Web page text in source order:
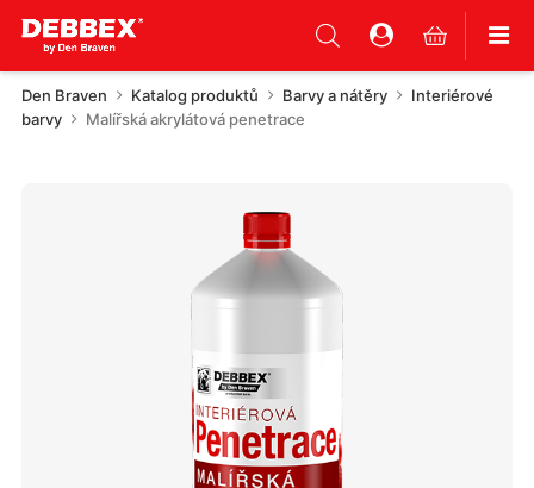
Den Braven Katalog produktů Barvy a nátěry
Interiérové
barvy
Malířská akrylátová penetrace